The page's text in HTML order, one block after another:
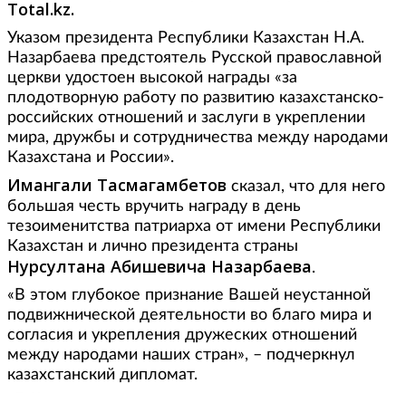
Total.kz.
Указом президента Республики Казахстан Н.А.
Назарбаева предстоятель Русской православной
церкви удостоен высокой награды «за
плодотворную работу по развитию казахстанско-
российских отношений и заслуги в укреплении
мира, дружбы и сотрудничества между народами
Казахстана и России».
Имангали Тасмагамбетов сказал, что для него
большая честь вручить награду в день
тезоименитства патриарха от имени Республики
Казахстан и лично президента страны
Нурсултана Абишевича Назарбаева.
«В этом глубокое признание Вашей неустанной
подвижнической деятельности во благо мира и
согласия и укрепления дружеских отношений
между народами наших стран», – подчеркнул
казахстанский дипломат.